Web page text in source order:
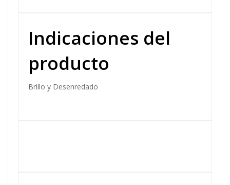
Indicaciones del
producto
Brillo y Desenredado